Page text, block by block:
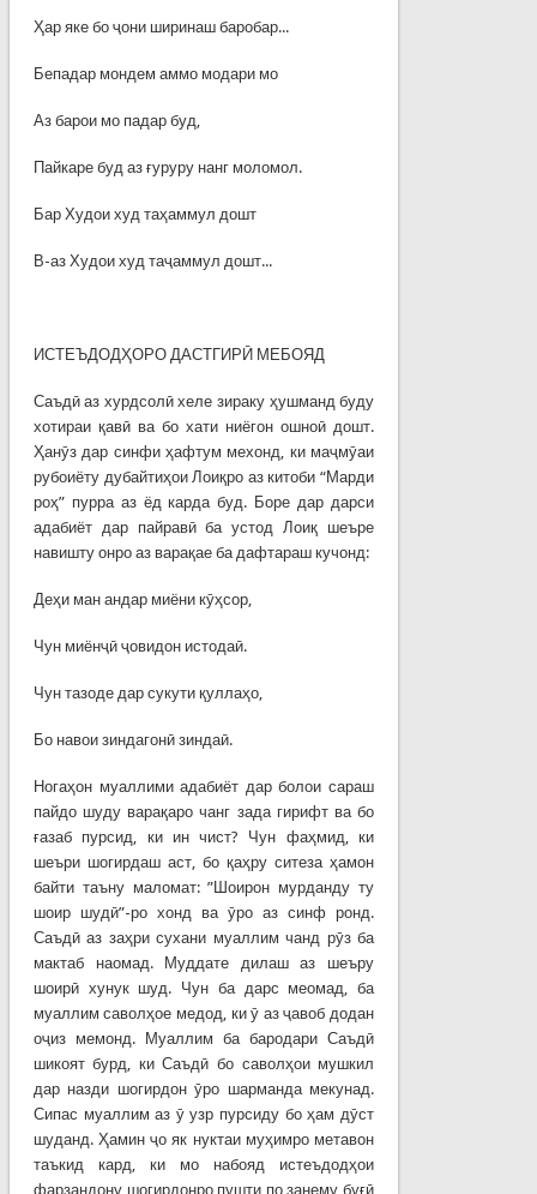
Ҳар яке бо ҷони ширинаш баробар...
Бепадар мондем аммо модари мо
Аз барои мо падар буд,
Пайкаре буд аз ғуруру нанг моломол.
Бар Худои худ таҳаммул дошт
В-аз Худои худ таҷаммул дошт...
ИСТЕЪДОДҲОРО ДАСТГИРӢ МЕБОЯД
Саъдӣ аз хурдсолӣ хеле зираку ҳушманд буду
хотираи қавӣ ва бо хати ниёгон ошноӣ дошт.
Ҳанӯз дар синфи ҳафтум мехонд, ки маҷмӯаи
рубоиёту дубайтиҳои Лоиқро аз китоби “Марди
роҳ” пурра аз ёд карда буд. Боре дар дарси
адабиёт дар пайравӣ ба устод Лоиқ шеъре
навишту онро аз варақае ба дафтараш кучонд:
Деҳи ман андар миёни кӯҳсор,
Чун миёнҷӣ ҷовидон истодаӣ.
Чун тазоде дар сукути қуллаҳо,
Бо навои зиндагонӣ зиндаӣ.
Ногаҳон муаллими адабиёт дар болои сараш
пайдо шуду варақаро чанг зада гирифт ва бо
ғазаб пурсид, ки ин чист? Чун фаҳмид, ки
шеъри шогирдаш аст, бо қаҳру ситеза ҳамон
байти таъну маломат: ”Шоирон мурданду ту
шоир шудӣ”-ро хонд ва ӯро аз синф ронд.
Саъдӣ аз заҳри сухани муаллим чанд рӯз ба
мактаб наомад. Муддате дилаш аз шеъру
шоирӣ хунук шуд. Чун ба дарс меомад, ба
муаллим саволҳое медод, ки ӯ аз ҷавоб додан
оҷиз мемонд. Муаллим ба бародари Саъдӣ
шикоят бурд, ки Саъдӣ бо саволҳои мушкил
дар назди шогирдон ӯро шарманда мекунад.
Сипас муаллим аз ӯ узр пурсиду бо ҳам дӯст
шуданд. Ҳамин ҷо як нуктаи муҳимро метавон
таъкид кард, ки мо набояд истеъдодҳои
фарзандону шогирдонро пушти по занему буғӣ